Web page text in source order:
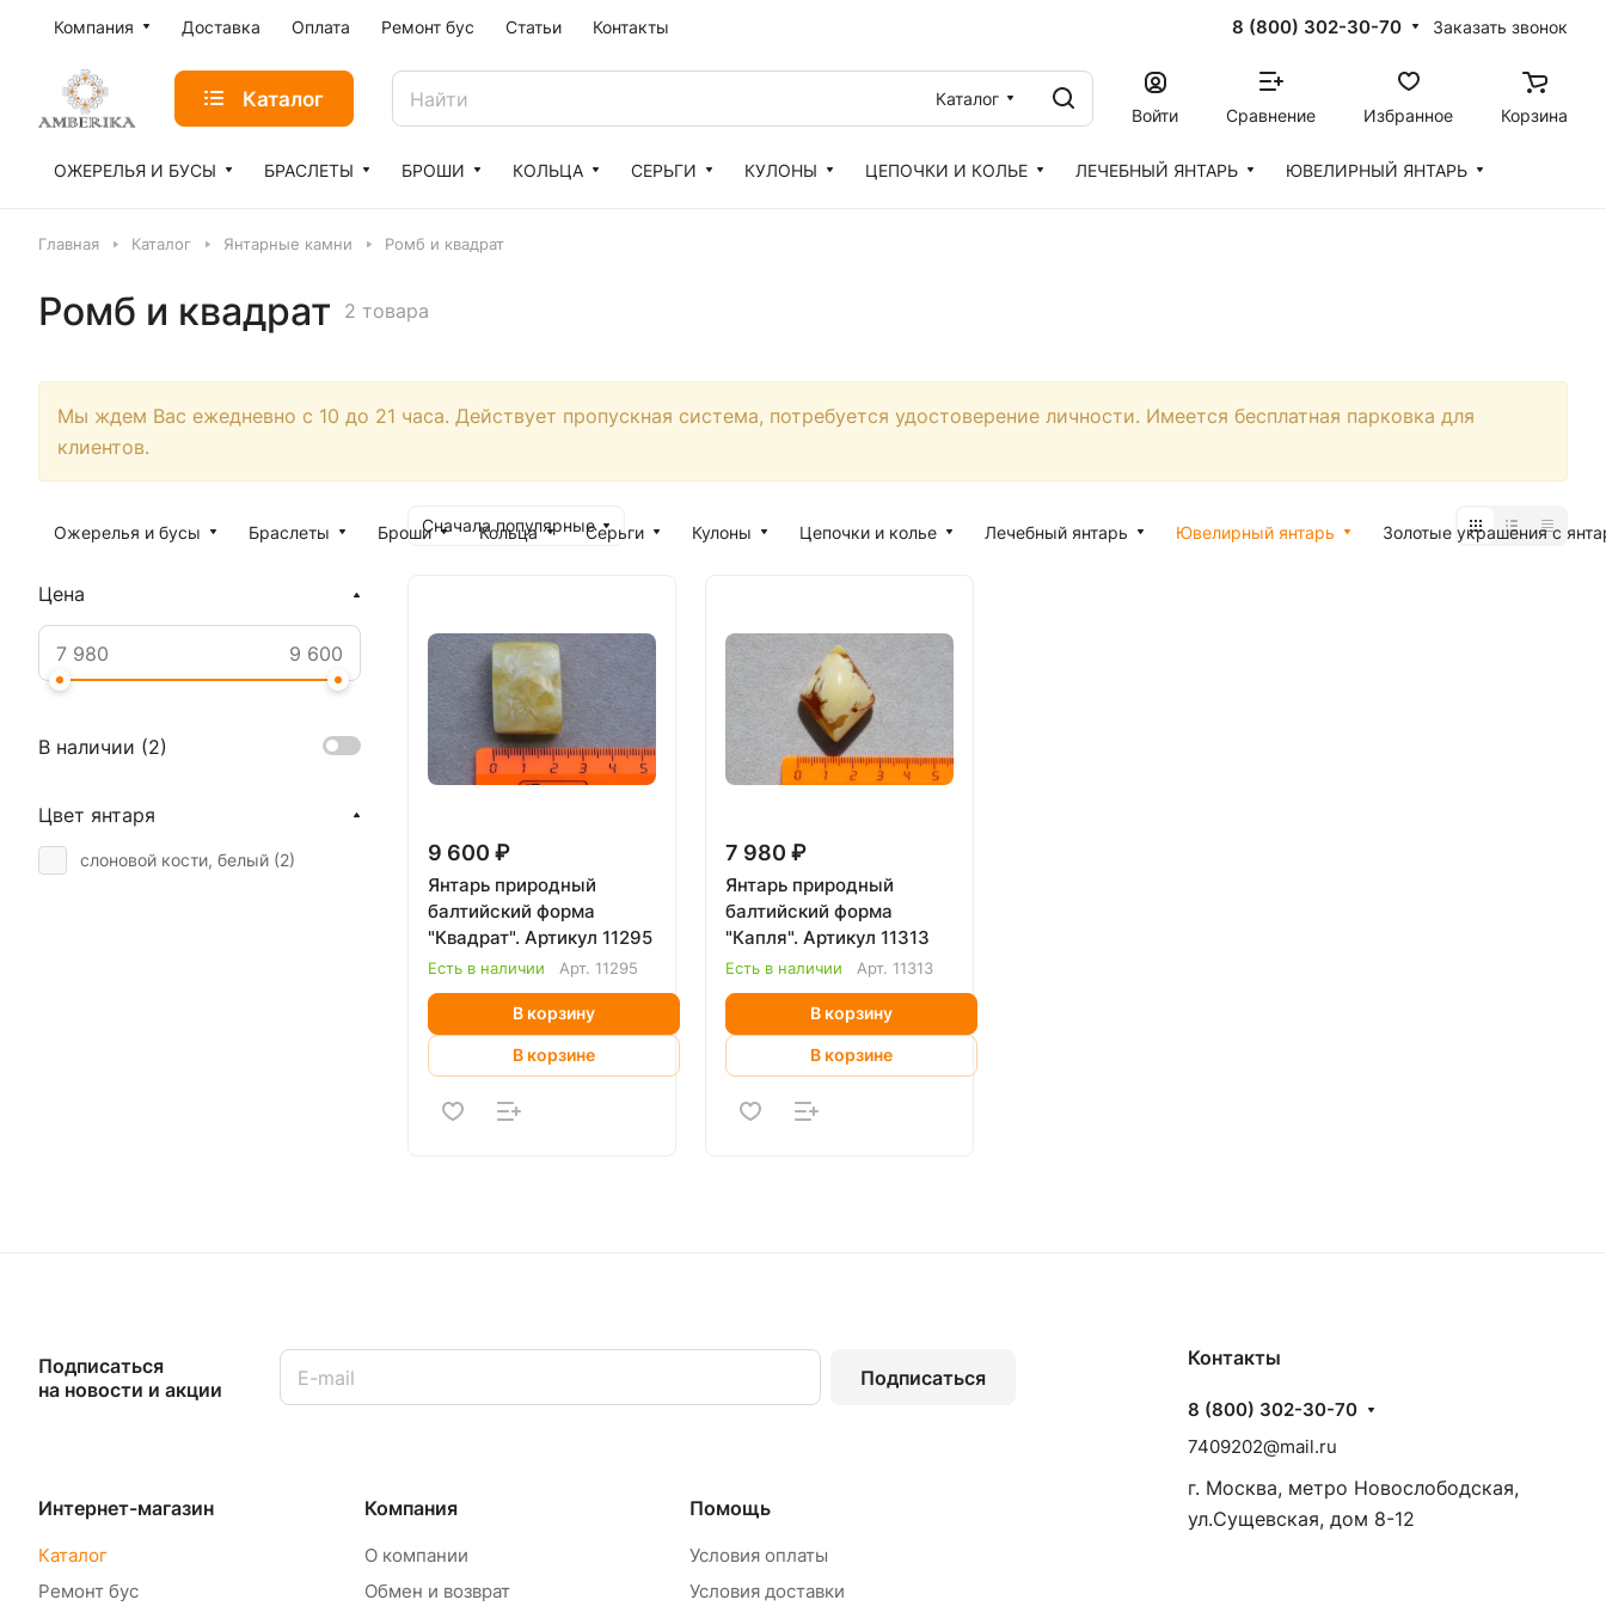
Компания Доставка Оплата Ремонт бус Статьи Контакты 8 (800) 302-30-70 Заказать звонок
Каталог
Каталог
Войти
Сравнение Избранное Корзина
ОЖЕРЕЛЬЯ И БУСЫ БРАСЛЕТЫ БРОШИ КОЛЬЦА СЕРЬГИ КУЛОНЫ ЦЕПОЧКИ И КОЛЬЕ ЛЕЧЕБНЫЙ ЯНТАРЬ ЮВЕЛИРНЫЙ ЯНТАРЬ
Главная Каталог Янтарные камни Ромб и квадрат
Ромб и квадрат 2 товара
Мы ждем Вас ежедневно с 10 до 21 часа. Действует пропускная система, потребуется удостоверение личности. Имеется бесплатная парковка для
клиентов.
Сначала популярные
9 600 ₽
Янтарь природный
балтийский форма
"Квадрат". Артикул 11295
Есть в наличии Арт. 11295
В корзину
В корзине
7 980 ₽
Янтарь природный
балтийский форма
"Капля". Артикул 11313
Есть в наличии Арт. 11313
В корзину
В корзине
Ожерелья и бусы Браслеты Броши Кольца Серьги Кулоны Цепочки и колье Лечебный янтарь Ювелирный янтарь Золотые украшения с
Цена
В наличии (2)
Цвет янтаря
слоновой кости, белый (2)
Подписаться
на новости и акции
Подписаться
Интернет-магазин
Каталог
Ремонт бус
Компания
О компании
Обмен и возврат
Помощь
Условия оплаты
Условия доставки
Контакты
8 (800) 302-30-70
7409202@mail.ru
г. Москва, метро Новослободская,
ул.Сущевская, дом 8-12